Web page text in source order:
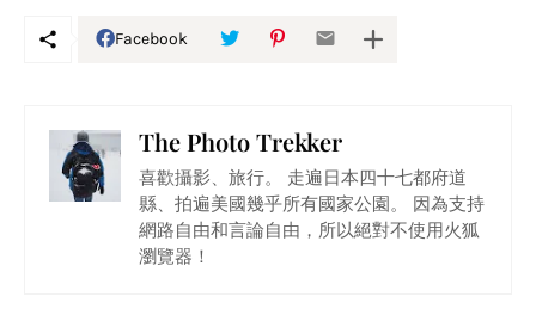
Facebook
The Photo Trekker
喜歡攝影、旅行。 走遍日本四十七都府道
縣、拍遍美國幾乎所有國家公園。 因為支持
網路自由和言論自由，所以絕對不使用火狐
瀏覽器！